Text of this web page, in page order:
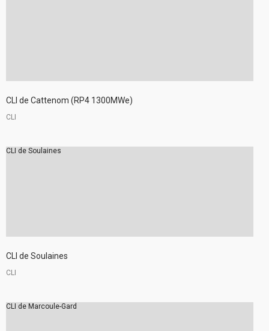
CLI de Cattenom (RP4 1300MWe)
CLI
CLI de Soulaines
CLI de Soulaines
CLI
CLI de Marcoule-Gard